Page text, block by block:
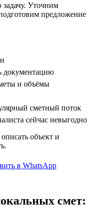
Уточним
предложение
документацию
и объёмы
сметный поток
сейчас невыгодно
объект и
в WhatsApp
смет: